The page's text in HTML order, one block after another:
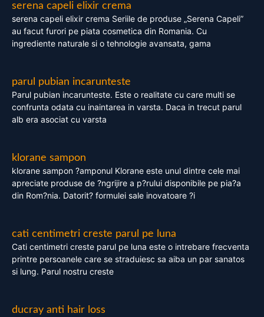
serena capeli elixir crema
serena capeli elixir crema Seriile de produse „Serena Capeli”
au facut furori pe piata cosmetica din Romania. Cu
ingrediente naturale si o tehnologie avansata, gama
parul pubian incarunteste
Parul pubian incarunteste. Este o realitate cu care multi se
confrunta odata cu inaintarea in varsta. Daca in trecut parul
alb era asociat cu varsta
klorane sampon
klorane sampon ?amponul Klorane este unul dintre cele mai
apreciate produse de ?ngrijire a p?rului disponibile pe pia?a
din Rom?nia. Datorit? formulei sale inovatoare ?i
cati centimetri creste parul pe luna
Cati centimetri creste parul pe luna este o intrebare frecventa
printre persoanele care se straduiesc sa aiba un par sanatos
si lung. Parul nostru creste
ducray anti hair loss